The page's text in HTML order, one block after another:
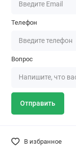
Телефон
Вопрос
Отправить
В избранное